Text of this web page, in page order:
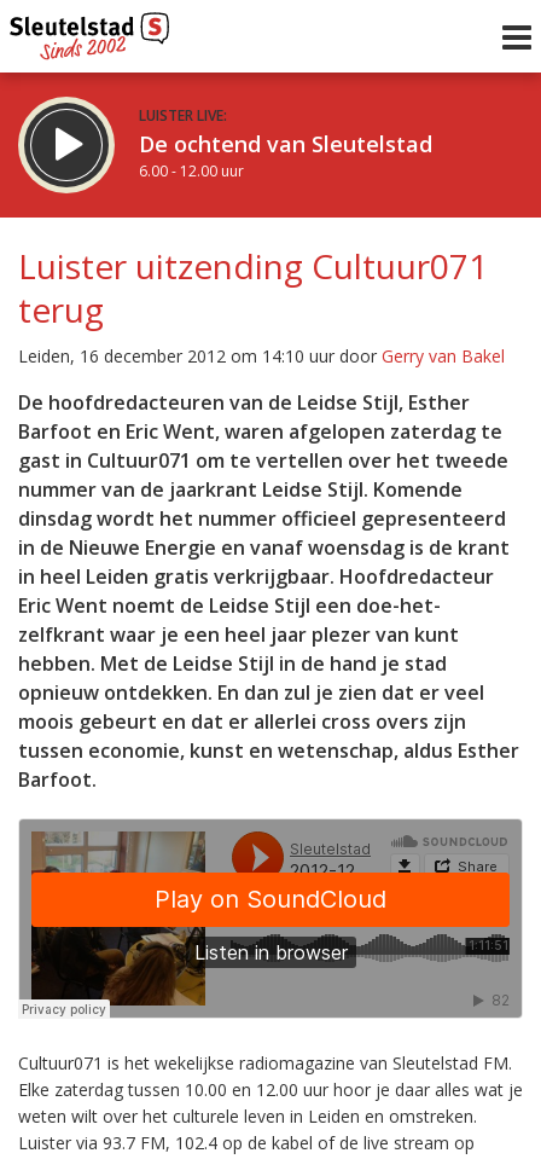
LUISTER LIVE:
De ochtend van Sleutelstad
6.00 - 12.00 uur
De middag van Sleutelstad
12.00 - 17.00 uur
Vorig uur
Inklappen
Luister uitzending Cultuur071
terug
Leiden, 16 december 2012 om 14:10 uur door Gerry van Bakel
De hoofdredacteuren van de Leidse Stijl, Esther
Barfoot en Eric Went, waren afgelopen zaterdag te
gast in Cultuur071 om te vertellen over het tweede
nummer van de jaarkrant Leidse Stijl. Komende
dinsdag wordt het nummer officieel gepresenteerd
in de Nieuwe Energie en vanaf woensdag is de krant
in heel Leiden gratis verkrijgbaar. Hoofdredacteur
Eric Went noemt de Leidse Stijl een doe-het-
zelfkrant waar je een heel jaar plezer van kunt
hebben. Met de Leidse Stijl in de hand je stad
opnieuw ontdekken. En dan zul je zien dat er veel
moois gebeurt en dat er allerlei cross overs zijn
tussen economie, kunst en wetenschap, aldus Esther
Barfoot.
Cultuur071 is het wekelijkse radiomagazine van Sleutelstad FM.
Elke zaterdag tussen 10.00 en 12.00 uur hoor je daar alles wat je
weten wilt over het culturele leven in Leiden en omstreken.
Luister via 93.7 FM, 102.4 op de kabel of de live stream op